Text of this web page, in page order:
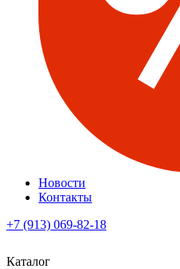
Новости
Контакты
+7 (913) 069-82-18
Каталог